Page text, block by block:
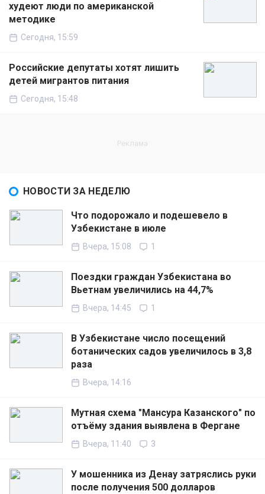
худеют люди по американской
методике
Сегодня, 15:59
Российские депутаты хотят лишить
детей мигрантов питания
Сегодня, 15:48
НОВОСТИ ЗА НЕДЕЛЮ
Что подорожало и подешевело в
Узбекистане в июле
Вчера, 15:08 1
Поездки граждан Узбекистана во
Вьетнам увеличились на 44,7%
Вчера, 14:45 1
В Узбекистане число посещений
ботанических садов увеличилось в 3,8
раза
Вчера, 14:16
Мутная схема "Мансура Казанского" по
отъёму здания выявлена в Фергане
Вчера, 11:40 3
У мошенника из Денау затряслись руки
после получения 500 долларов